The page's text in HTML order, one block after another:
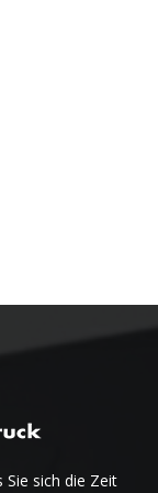
Sie sich die Zeit